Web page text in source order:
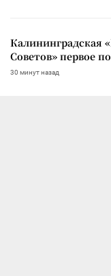
Калининградская
Советов» первое
30 минут назад